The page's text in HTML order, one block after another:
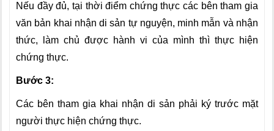
Nếu đầy đủ, tại thời điểm chứng thực các bên tham gia
văn bản khai nhận di sản tự nguyện, minh mẫn và nhận
thức, làm chủ được hành vi của mình thì thực hiện
chứng thực.
Bước 3:
Các bên tham gia khai nhận di sản phải ký trước mặt
người thực hiện chứng thực.